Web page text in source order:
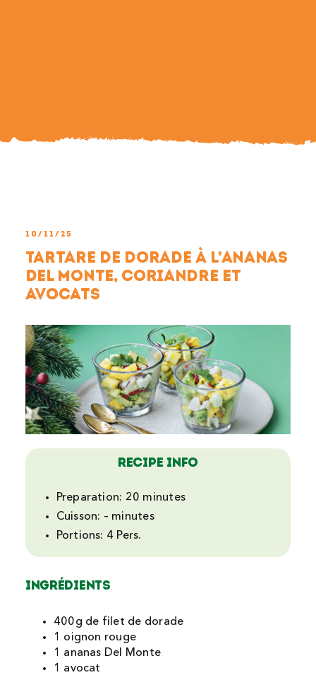
10/11/25
Tartare de dorade à l’ananas
Del Monte, coriandre et
avocats
Recipe Info
Preparation: 20 minutes
Cuisson: – minutes
Portions: 4 Pers.
Ingrédients
400g de filet de dorade
1 oignon rouge
1 ananas Del Monte
1 avocat